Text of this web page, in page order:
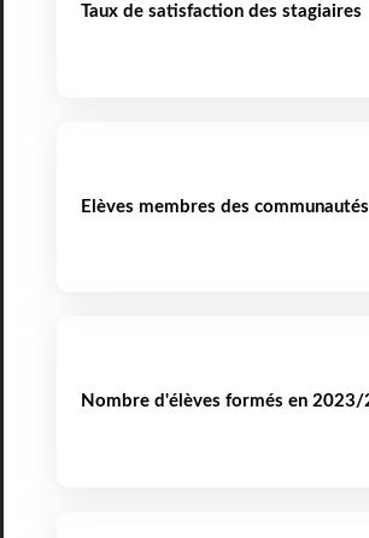
Taux de satisfaction des stagiaires
Elèves membres des
Nombre d'élèves formés en